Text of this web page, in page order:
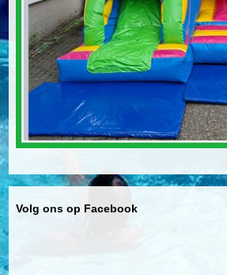
Volg ons op Facebook